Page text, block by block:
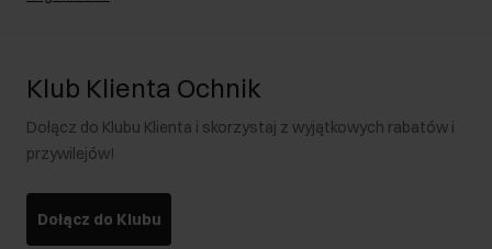
Klub Klienta Ochnik
Dołącz do Klubu Klienta i skorzystaj z wyjątkowych rabatów i
przywilejów!
Dołącz do Klubu